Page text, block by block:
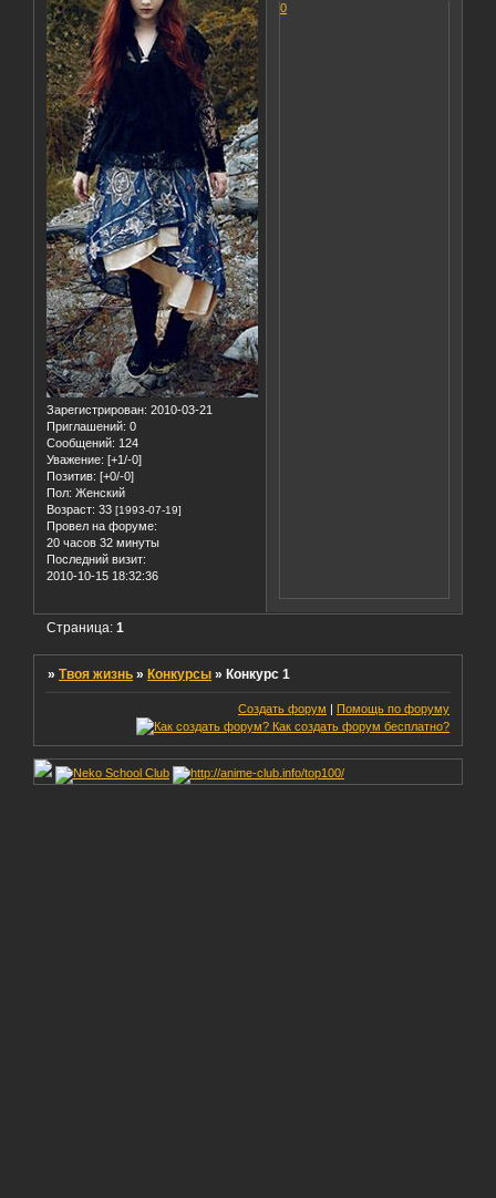
Зарегистрирован: 2010-03-21
Приглашений: 0
Сообщений: 124
Уважение: [+1/-0]
Позитив: [+0/-0]
Пол: Женский
Возраст: 33 [1993-07-19]
Провел на форуме:
20 часов 32 минуты
Последний визит:
2010-10-15 18:32:36
0
Страница:1
»Твоя жизнь »Конкурсы »Конкурс 1
Создать форум Помощь по форуму